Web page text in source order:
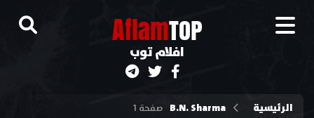
AflamTOP
افلام توب
الرئيسية B.N. Sharma صفحة 1